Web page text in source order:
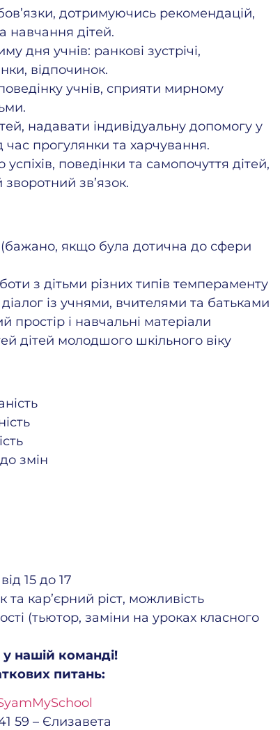
дотримуючись рекомендацій,
навчання дітей.
дня учнів: ранкові зустрічі,
відпочинок.
учнів, сприяти мирному
надавати індивідуальну допомогу у
час прогулянки та харчування.
поведінки та самопочуття дітей,
зв’язок.
(бажано, якщо була дотична до сфери
з дітьми різних типів темпераменту
із учнями, вчителями та батьками
простір і навчальні матеріали
дітей молодшого шкільного віку
змін
від 15 до 17
та кар’єрний ріст, можливість
(тьютор, заміни на уроках класного
нашій команді!
питань:
59 – Єлизавета